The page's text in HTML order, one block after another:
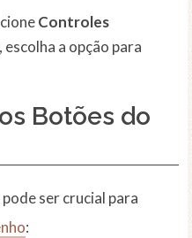
Controles
a opção para
Botões do
ser crucial para
: